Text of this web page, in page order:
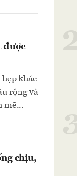
được
khác
rộng và
mẽ...
chịu,